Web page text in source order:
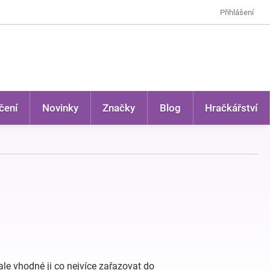
Přihlášení
Novinky Značky Blog Hračkářství
vhodné ji co nejvíce zařazovat do